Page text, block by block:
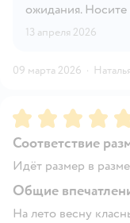
ожидания. Носите
13 апреля 2026
09 марта 2026 ·
Рейтинг:5
Соответствие
Идёт размер в
Общие
На лето весну